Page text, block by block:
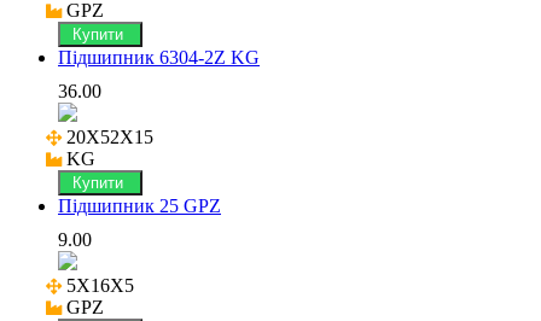
GPZ
Купити
Підшипник 6304-2Z KG
36.00
20X52X15
KG
Купити
Підшипник 25 GPZ
9.00
5X16X5
GPZ